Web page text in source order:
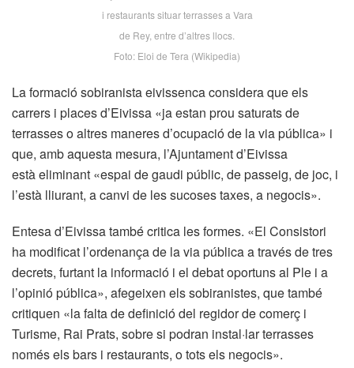
i restaurants situar terrasses a Vara
de Rey, entre d’altres llocs.
Foto: Eloi de Tera (Wikipedia)
La formació sobiranista eivissenca considera que els
carrers i places d’Eivissa «ja estan prou saturats de
terrasses o altres maneres d’ocupació de la via pública» i
que, amb aquesta mesura, l’Ajuntament d’Eivissa
està eliminant «espai de gaudi públic, de passeig, de joc, i
l’està lliurant, a canvi de les sucoses taxes, a negocis».
Entesa d’Eivissa també critica les formes. «El Consistori
ha modificat l’ordenança de la via pública a través de tres
decrets, furtant la informació i el debat oportuns al Ple i a
l’opinió pública», afegeixen els sobiranistes, que també
critiquen «la falta de definició del regidor de comerç i
Turisme, Rai Prats, sobre si podran instal·lar terrasses
només els bars i restaurants, o tots els negocis».